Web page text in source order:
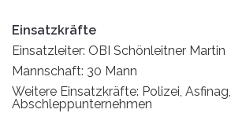
Einsatzkräfte
Einsatzleiter: OBI Schönleitner Martin
Mannschaft: 30 Mann
Weitere Einsatzkräfte: Polizei, Asfinag,
Abschleppunternehmen